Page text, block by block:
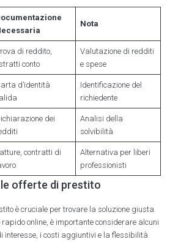
Nota
di reddito,
conto
Valutazione di redditi
e spese
d’identità
Identificazione del
richiedente
dei
Analisi della
solvibilità
contratti di
Alternativa per liberi
professionisti
offerte di prestito
è cruciale per trovare la soluzione giusta.
online, è importante considerare alcuni
interesse, i costi aggiuntivi e la flessibilità